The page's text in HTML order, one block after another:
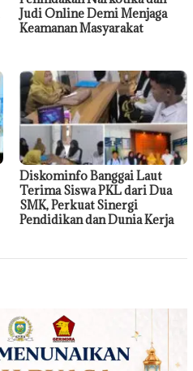
Judi Online Demi Menjaga
Keamanan Masyarakat
Diskominfo Banggai Laut
Terima Siswa PKL dari Dua
SMK, Perkuat Sinergi
Pendidikan dan Dunia Kerja